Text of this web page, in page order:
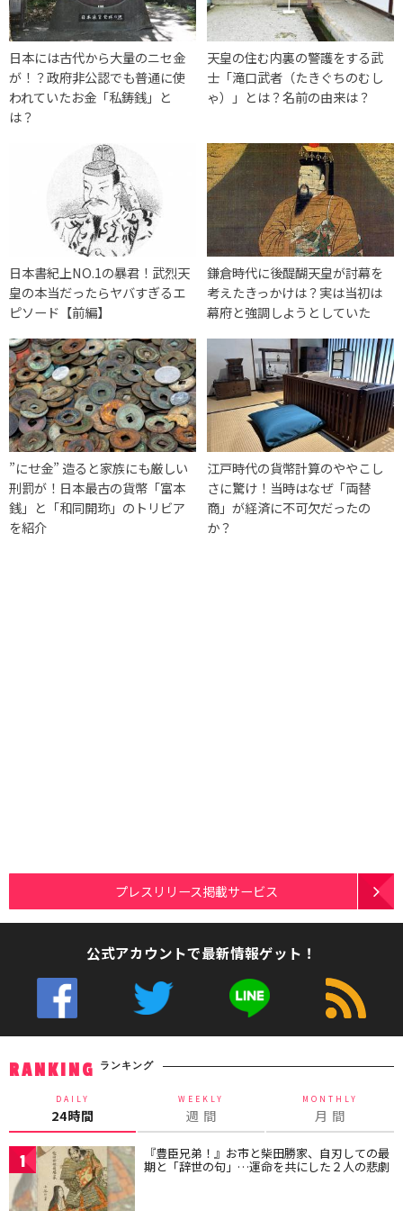
日本には古代から大量のニセ金
が！？政府非公認でも普通に使
われていたお金「私鋳銭」と
は？
天皇の住む内裏の警護をする武
士「滝口武者（たきぐちのむし
ゃ）」とは？名前の由来は？
日本書紀上NO.1の暴君！武烈天
皇の本当だったらヤバすぎるエ
ピソード【前編】
鎌倉時代に後醍醐天皇が討幕を
考えたきっかけは？実は当初は
幕府と強調しようとしていた
”にせ金” 造ると家族にも厳しい
刑罰が！日本最古の貨幣「富本
銭」と「和同開珎」のトリビア
を紹介
江戸時代の貨幣計算のややこし
さに驚け！当時はなぜ「両替
商」が経済に不可欠だったの
か？
プレスリリース掲載サービス
公式アカウントで最新情報ゲット！
RANKING ランキング
DAILY
24時間
WEEKLY
週 間
MONTHLY
月 間
1 『豊臣兄弟！』お市と柴田勝家、自刃しての最
期と「辞世の句」…運命を共にした２人の悲劇